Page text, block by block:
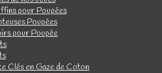
pour Poupées
Poupées
pour Poupée
Clés en Gaze de Coton